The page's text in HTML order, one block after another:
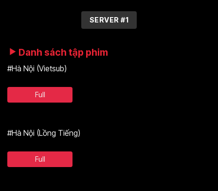
SERVER #1
Danh sách tập phim
#Hà Nội (Vietsub)
Full
#Hà Nội (Lồng Tiếng)
Full